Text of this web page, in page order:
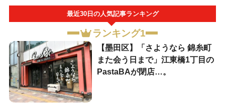
最近30日の人気記事ランキング
ランキング1
【墨田区】「さようなら 錦糸町
また会う日まで」江東橋1丁目の
PastaBAが閉店…。